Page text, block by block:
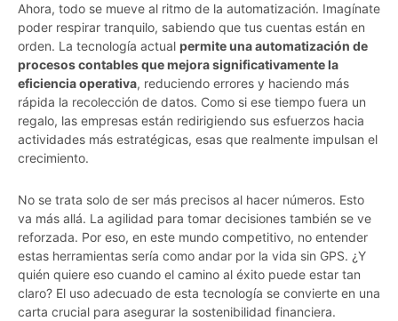
Ahora, todo se mueve al ritmo de la automatización. Imagínate
poder respirar tranquilo, sabiendo que tus cuentas están en
orden. La tecnología actual permite una automatización de
procesos contables que mejora significativamente la
eficiencia operativa, reduciendo errores y haciendo más
rápida la recolección de datos. Como si ese tiempo fuera un
regalo, las empresas están redirigiendo sus esfuerzos hacia
actividades más estratégicas, esas que realmente impulsan el
crecimiento.
No se trata solo de ser más precisos al hacer números. Esto
va más allá. La agilidad para tomar decisiones también se ve
reforzada. Por eso, en este mundo competitivo, no entender
estas herramientas sería como andar por la vida sin GPS. ¿Y
quién quiere eso cuando el camino al éxito puede estar tan
claro? El uso adecuado de esta tecnología se convierte en una
carta crucial para asegurar la sostenibilidad financiera.